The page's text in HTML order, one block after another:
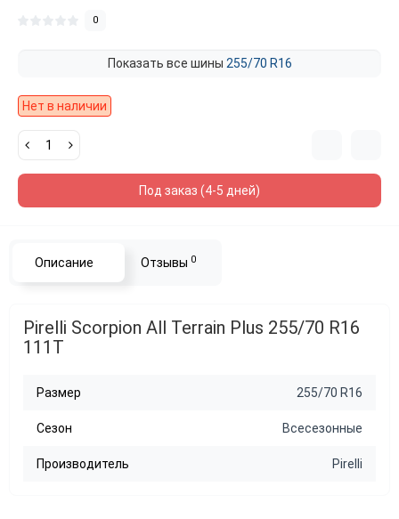
0
Показать все шины 255/70 R16
Нет в наличии
Под заказ (4-5 дней)
Описание Отзывы 0
Pirelli Scorpion All Terrain Plus 255/70 R16
111T
Размер 255/70 R16
Сезон Всесезонные
Производитель Pirelli